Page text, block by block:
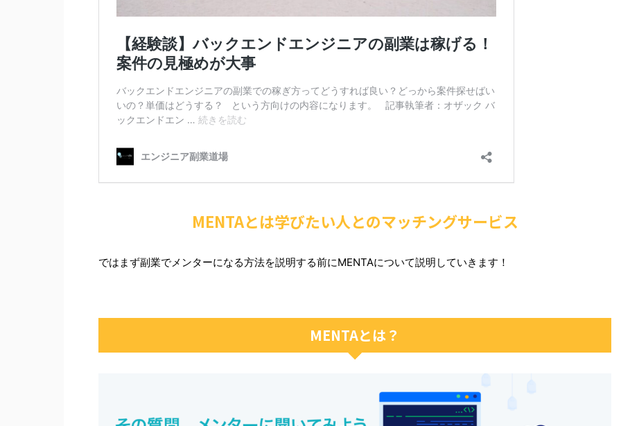
MENTAとは学びたい人とのマッチングサービス
ではまず副業でメンターになる方法を説明する前にMENTAについて説明していきます！
MENTAとは？